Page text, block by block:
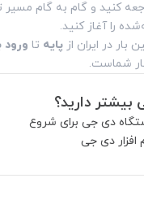
کنید و گام به گام
را آغاز کنید.
بار در ایران از پایه‌ تا ورود
شماست.
بیشتر دارید؟
دی جی برای شروع
افزار دی جی